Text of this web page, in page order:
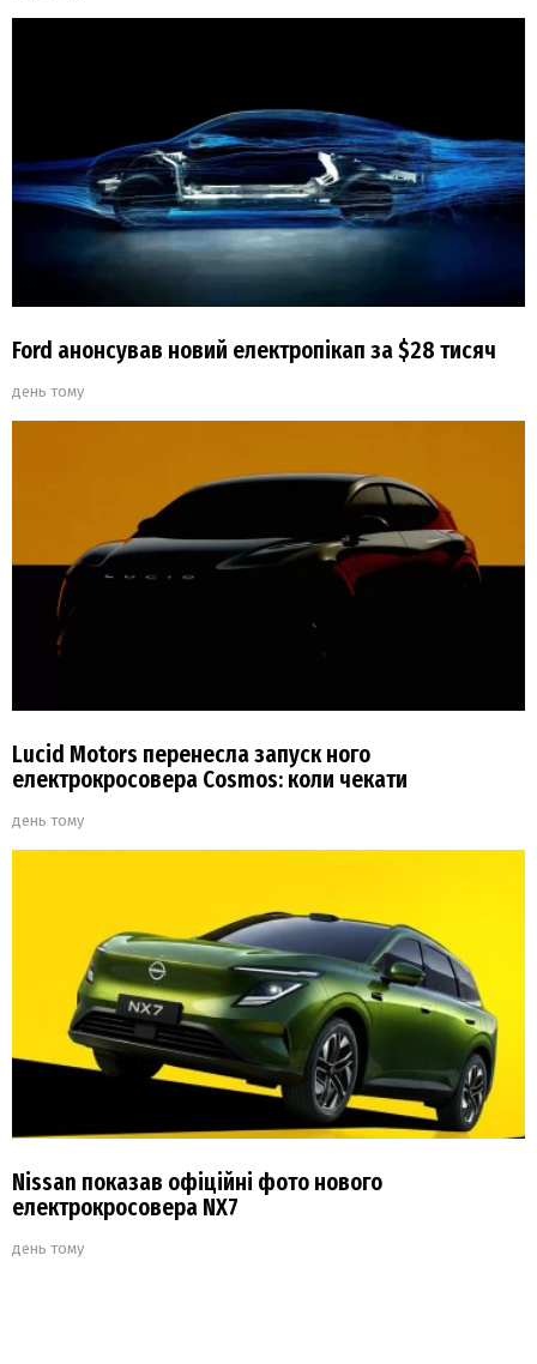
Ford анонсував новий електропікап за $28 тисяч
день тому
Lucid Motors перенесла запуск ного
електрокросовера Cosmos: коли чекати
день тому
Nissan показав офіційні фото нового
електрокросовера NX7
день тому